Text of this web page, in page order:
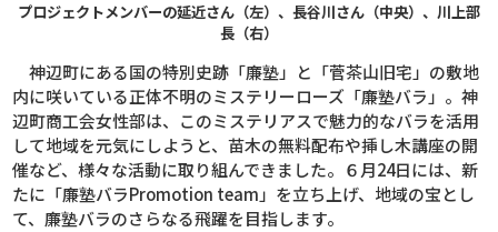
プロジェクトメンバーの延近さん（左）、長谷川さん（中央）、川上部
長（右）
神辺町にある国の特別史跡「廉塾」と「菅茶山旧宅」の敷地
内に咲いている正体不明のミステリーローズ「廉塾バラ」。神
辺町商工会女性部は、このミステリアスで魅力的なバラを活用
して地域を元気にしようと、苗木の無料配布や挿し木講座の開
催など、様々な活動に取り組んできました。６月24日には、新
たに「廉塾バラPromotion team 」を立ち上げ、地域の宝とし
て、廉塾バラのさらなる飛躍を目指します。